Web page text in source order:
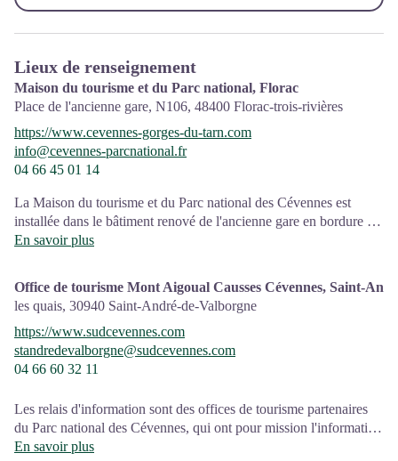
Lieux de renseignement
Maison du tourisme et du Parc national, Florac
Place de l'ancienne gare, N106, 48400 Florac-trois-rivières
https://www.cevennes-gorges-du-tarn.com
info@cevennes-parcnational.fr
04 66 45 01 14
La Maison du tourisme et du Parc national des Cévennes est
installée dans le bâtiment renové de l'ancienne gare en bordure de
la N106. C'est un espace , d’accueil, d'information et de
de l'office de tourisme et du Parc.
Une expo interactive présente le Parc national des Cévennes et
ses actions.
Sur place : Une boutique, librairie découverte et produits siglés
Ouvert toute l'année (se renseigner sur les jours et horaires en
saison hivernale).
En savoir plus
Office de tourisme Mont Aigoual Causses Cévennes, Saint-
les quais, 30940 Saint-André-de-Valborgne
https://www.sudcevennes.com
standredevalborgne@sudcevennes.com
04 66 60 32 11
Les relais d'information sont des offices de tourisme partenaires
du Parc national des Cévennes, qui ont pour mission l'information
et la sensibilisation sur l'offre de découverte et d'animation ainsi
En savoir plus